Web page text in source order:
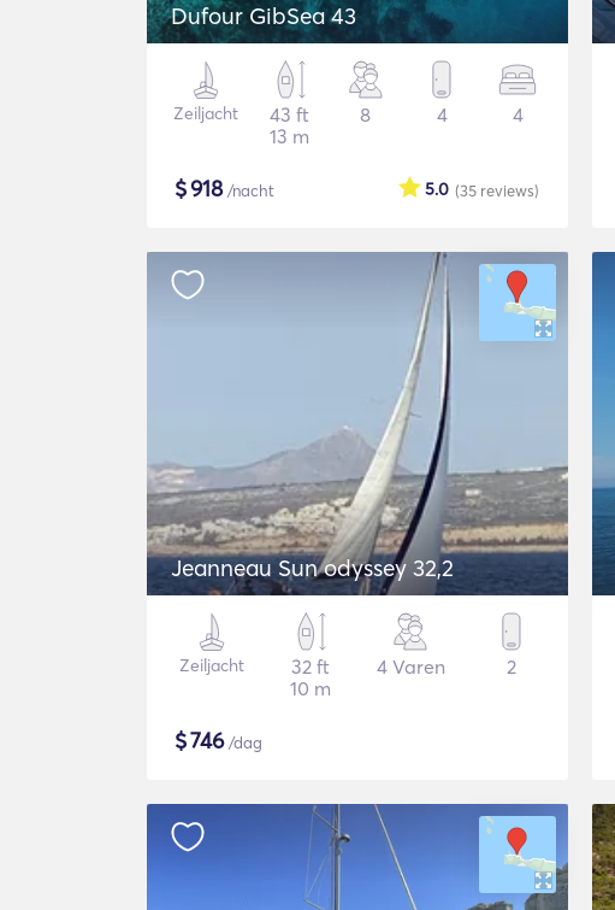
Dufour GibSea 43
Zeiljacht
43 ft
13 m
8 4 4
$918/nacht (35 reviews)
5.0
Jeanneau Sun odyssey 32,2
Zeiljacht
32 ft
10 m
4 Varen 2
$746/dag